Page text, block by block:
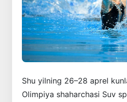
Shu yilning 26–28 aprel
Olimpiya shaharchasi Suv